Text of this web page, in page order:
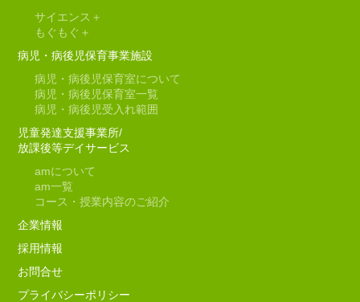
サイエンス＋
もぐもぐ＋
病児・病後児保育事業施設
病児・病後児保育室について
病児・病後児保育室一覧
病児・病後児受入れ範囲
児童発達支援事業所/
放課後等デイサービス
amについて
am一覧
コース・授業内容のご紹介
企業情報
採用情報
お問合せ
プライバシーポリシー